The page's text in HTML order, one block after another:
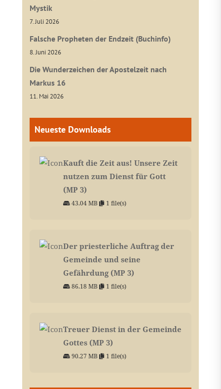
Mystik
7. Juli 2026
Falsche Propheten der Endzeit (Buchinfo)
8. Juni 2026
Die Wunderzeichen der Apostelzeit nach
Markus 16
11. Mai 2026
Neueste Downloads
Kauft die Zeit aus! Unsere Zeit
nutzen zum Dienst für Gott
(MP 3)
43.04 MB 1 file(s)
Der priesterliche Auftrag der
Gemeinde und seine
Gefährdung (MP 3)
86.18 MB 1 file(s)
Treuer Dienst in der Gemeinde
Gottes (MP 3)
90.27 MB 1 file(s)